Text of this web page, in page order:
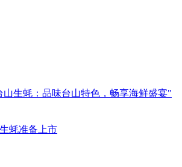
山生蚝：品味台山特色，畅享海鲜盛宴"
蚝准备上市